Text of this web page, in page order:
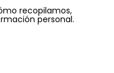
recopilamos,
personal.